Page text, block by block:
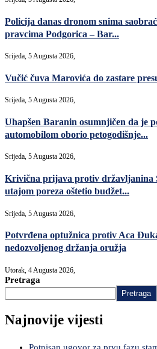
Policija danas dronom snima
pravcima Podgorica – Bar...
Srijeda, 5 Augusta 2026,
Vučić čuva Marovića do zastare
Srijeda, 5 Augusta 2026,
Uhapšen Baranin osumnjičen da je
automobilom oborio petogodišnje...
Srijeda, 5 Augusta 2026,
Krivična prijava protiv državljanina
utajom poreza oštetio budžet...
Srijeda, 5 Augusta 2026,
Potvrđena optužnica protiv Aca
nedozvoljenog držanja oružja
Utorak, 4 Augusta 2026,
Pretraga
Pretraga
Najnovije vijesti